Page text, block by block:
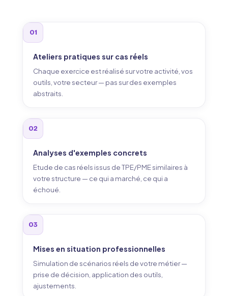
01
Ateliers pratiques sur cas réels
Chaque exercice est réalisé sur votre activité, vos
outils, votre secteur — pas sur des exemples
abstraits.
02
Analyses d'exemples concrets
Etude de cas réels issus de TPE/PME similaires à
votre structure — ce qui a marché, ce qui a
échoué.
03
Mises en situation professionnelles
Simulation de scénarios réels de votre métier —
prise de décision, application des outils,
ajustements.